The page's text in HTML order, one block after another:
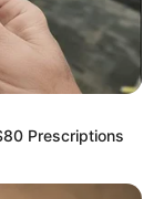
Prescriptions